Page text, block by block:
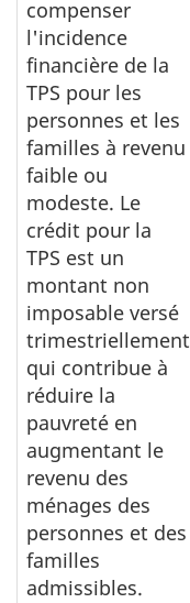
compenser
l'incidence
financière de la
TPS pour les
personnes et les
familles à revenu
faible ou
modeste. Le
crédit pour la
TPS est un
montant non
imposable versé
trimestriellement
qui contribue à
réduire la
pauvreté en
augmentant le
revenu des
ménages des
personnes et des
familles
admissibles.